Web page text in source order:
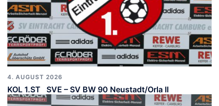
4. AUGUST 2026
KOL 1.ST SVE – SV BW 90 Neustadt/Orla II